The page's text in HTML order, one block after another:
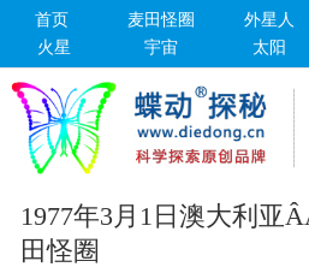
首页 麦田怪圈 外星人
火星
宇宙 太阳
1977年3月1日澳大利亚
田怪圈